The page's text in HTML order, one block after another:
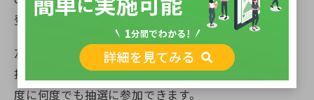
登録キャンペーンの事例です。
友だち登録数が増えるごとにお得なクーポンが当たる
抽選券が発行されるというもので、指定人数に達する
度に何度でも抽選に参加できます。